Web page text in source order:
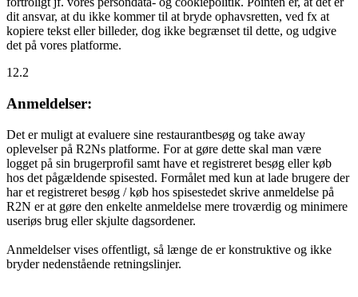
dit ansvar, at du ikke kommer til at bryde ophavsretten, ved fx at
kopiere tekst eller billeder, dog ikke begrænset til dette, og udgive
det på vores platforme.
12.2
Anmeldelser:
Det er muligt at evaluere sine restaurantbesøg og take away
oplevelser på R2Ns platforme. For at gøre dette skal man være
logget på sin brugerprofil samt have et registreret besøg eller køb
hos det pågældende spisested. Formålet med kun at lade brugere der
har et registreret besøg / køb hos spisestedet skrive anmeldelse på
R2N er at gøre den enkelte anmeldelse mere troværdig og minimere
useriøs brug eller skjulte dagsordener.
Anmeldelser vises offentligt, så længe de er konstruktive og ikke
bryder nedenstående retningslinjer.